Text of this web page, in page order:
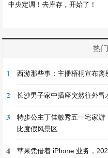
中央定调！去库存，开始了！
热
1 西游那些事：主播梧桐宣布离
2 长沙男子家中插座突然往外冒
3
特步公主丁佳敏秀五一宅家
比度假风景区
4
苹果凭借着 iPhone 业务，